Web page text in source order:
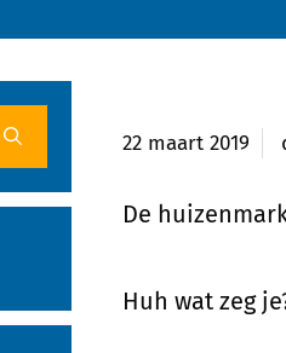
22 maart 2019
De
Huh wat zeg